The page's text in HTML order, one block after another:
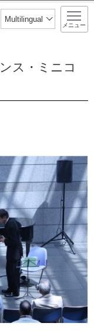
Multilingual
メニュー
ス・ミニコ